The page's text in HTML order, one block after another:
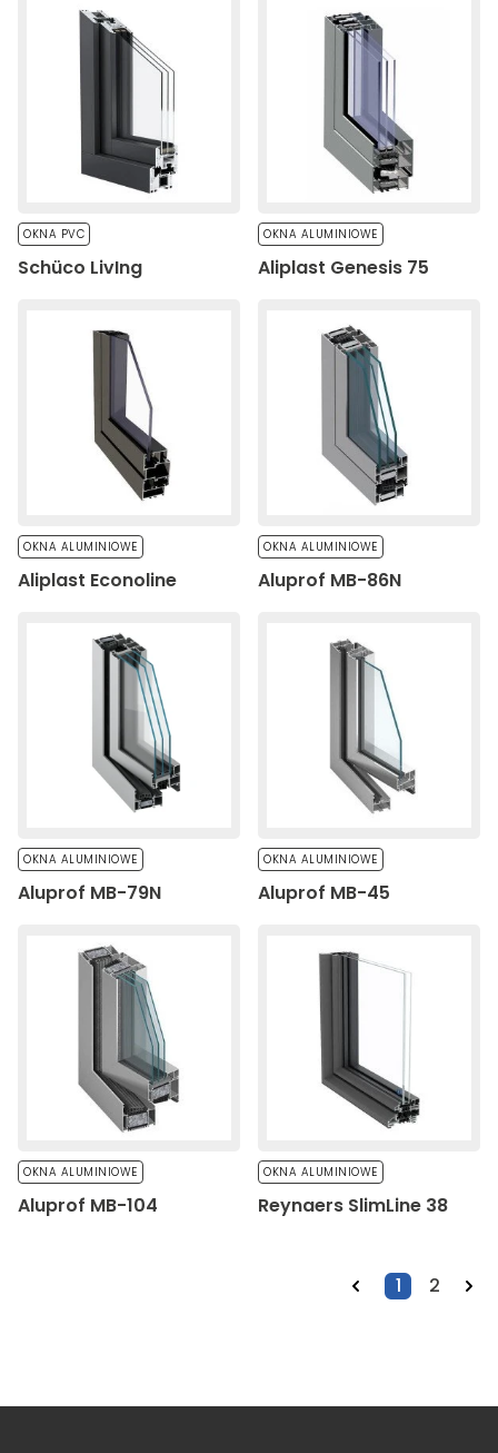
OKNA PVC
Schüco LivIng
OKNA ALUMINIOWE
Aliplast Genesis 75​
OKNA ALUMINIOWE
Aliplast Econoline
OKNA ALUMINIOWE
Aluprof MB-86N
OKNA ALUMINIOWE
Aluprof MB-79N
OKNA ALUMINIOWE
Aluprof MB-45
OKNA ALUMINIOWE
Aluprof MB-104
OKNA ALUMINIOWE
Reynaers SlimLine 38
1 2